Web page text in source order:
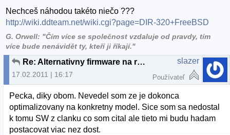
Nechceš náhodou takéto niečo ???
http://wiki.ddteam.net/wiki.cgi?page=DIR-320+FreeBSD
G. Orwell: "Čím více se společnost vzdaluje od pravdy, tím
více bude nenávidět ty, kteří ji říkají."
Re: Alternativny firmware na router
17.02.2011 | 16:17
slazer
Používateľ
Pecka, diky obom. Nevedel som ze je dokonca
optimalizovany na konkretny model. Sice som sa nedostal
k tomu SW z clanku co som cital ale tieto mi budu hadam
postacovat viac nez dost.